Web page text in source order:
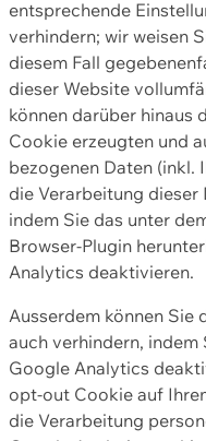
entsprechende
verhindern; wir weisen
diesem Fall
dieser Website
können darüber hinaus
Cookie erzeugten und
bezogenen Daten (inkl.
die Verarbeitung
indem Sie das unter
Browser-Plugin
Analytics deaktivieren.
Ausserdem können Sie
auch verhindern, indem
Google Analytics
opt-out Cookie auf
die Verarbeitung